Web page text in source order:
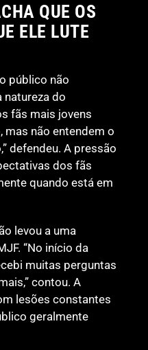
QUE OS
ELE LUTE
público não
natureza do
fãs mais jovens
mas não entendem o
defendeu. A pressão
dos fãs
quando está em
levou a uma
“No início da
muitas perguntas
contou. A
lesões constantes
geralmente